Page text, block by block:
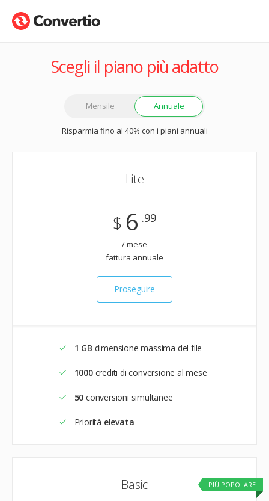
Scegli il piano più adatto
Mensile Annuale
Risparmia fino al 40% con i piani annuali
Lite
$ 6 .99
/ mese
fattura annuale
Proseguire
1 GB dimensione massima del file
1000crediti di conversione al mese
50 conversioni simultanee
Priorità elevata
PIÙ POPOLARE
Basic